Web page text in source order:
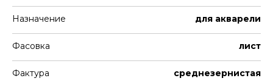
Назначение для акварели
Фасовка лист
Фактура среднезернистая